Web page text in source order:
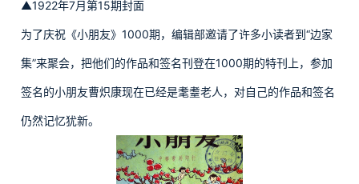
▲1922年7月第15期封面
为了庆祝《小朋友》1000期，编辑部邀请了许多小读者到“边家
集”来聚会，把他们的作品和签名刊登在1000期的特刊上，参加
签名的小朋友曹炽康现在已经是耄耋老人，对自己的作品和签名
仍然记忆犹新。